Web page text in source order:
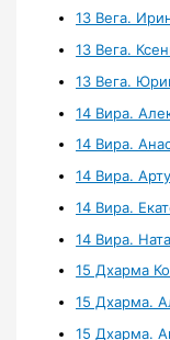
13 Вега.
13 Вега.
13 Вега.
14 Вира.
14 Вира.
14 Вира.
14 Вира.
14 Вира.
15 Дхарма
15 Дхарма.
15 Дхарма.